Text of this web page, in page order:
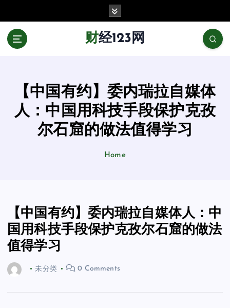
财经123网
【中国有约】委内瑞拉自媒体
人：中国用科技手段保护克孜
尔石窟的做法值得学习
Home
【中国有约】委内瑞拉自媒体人：中
国用科技手段保护克孜尔石窟的做法
值得学习
未分类 0 Comments